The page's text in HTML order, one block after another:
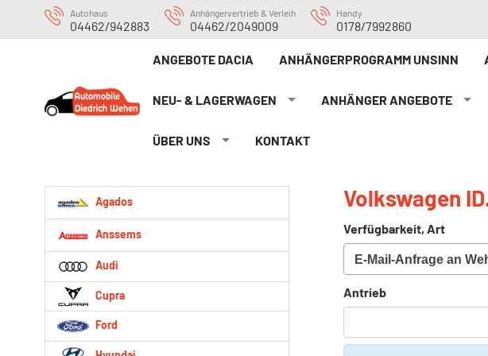
Autohaus
04462/942883
Anhängervertrieb & Verleih
04462/2049009
Handy
0178/7992860
ANGEBOTE DACIA ANHÄNGERPROGRAMM UNSINN
NEU- & LAGERWAGEN ANHÄNGER ANGEBOTE
ÜBER UNS KONTAKT
Volkswagen
Verfügbarkeit, Art
Antrieb
Agados
Anssems
Audi
Cupra
Ford